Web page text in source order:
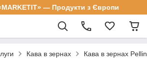
— Продукти з Європи
Кава в зернах Кава в зернах